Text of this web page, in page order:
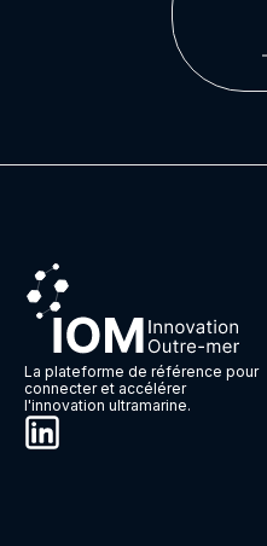
La plateforme de référence pour
connecter et accélérer
l'innovation ultramarine.